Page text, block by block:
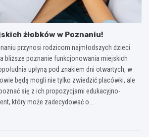
żłobków w Poznaniu!
przynosi rodzicom najmłodszych dzieci
bliższe poznanie funkcjonowania miejskich
upłyną pod znakiem dni otwartych, w
będą mogli nie tylko zwiedzić placówki, ale
się z ich propozycjami edukacyjno-
który może zadecydować o…